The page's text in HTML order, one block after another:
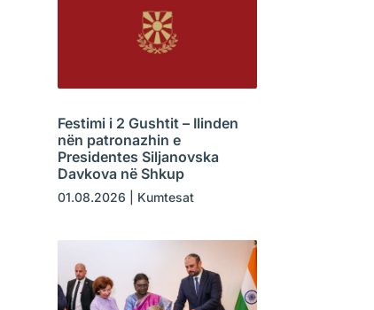
Festimi i 2 Gushtit – Ilinden
nën patronazhin e
Presidentes Siljanovska
Davkova në Shkup
01.08.2026 Kumtesat